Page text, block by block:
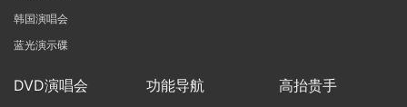
韩国演唱会
蓝光演示碟
DVD演唱会 功能导航 高抬贵手